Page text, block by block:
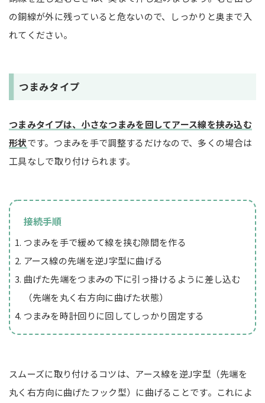
の銅線が外に残っていると危ないので、しっかりと奥まで入
れてください。
つまみタイプ
つまみタイプは、小さなつまみを回してアース線を挟み込む
形状です。つまみを手で調整するだけなので、多くの場合は
工具なしで取り付けられます。
接続手順
つまみを手で緩めて線を挟む隙間を作る
アース線の先端を逆J字型に曲げる
曲げた先端をつまみの下に引っ掛けるように差し込む
（先端を丸く右方向に曲げた状態）
つまみを時計回りに回してしっかり固定する
スムーズに取り付けるコツは、アース線を逆J字型（先端を
丸く右方向に曲げたフック型）に曲げることです。これによ